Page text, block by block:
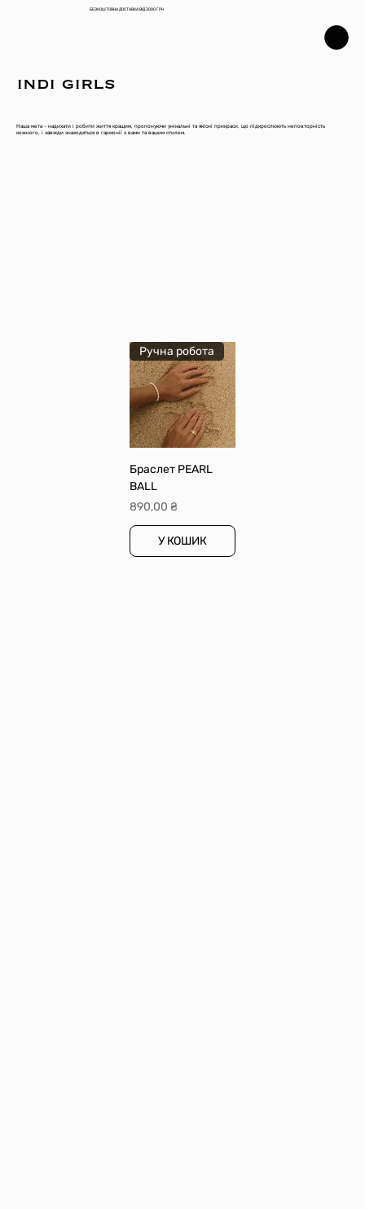
БЕЗКОШТОВНА ДОСТАВКА ВІД 3000 ГРН
Ручна робота
Браслет PEARL
BALL
Ціна
890,00 ₴
У КОШИК
indi girls
Наша мета - надихати і робити життя кращим, пропонуючи унікальні та якісні прикраси, що підкреслюють неповторність
кожного, і завжди знаходяться в гармонії з вами та вашим стилем.